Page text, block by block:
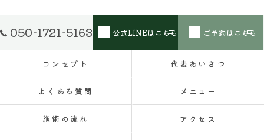
050-1721-5163 公式LINEはこちら ご予約はこちら
コンセプト 代表あいさつ
よくある質問 メニュー
施術の流れ アクセス